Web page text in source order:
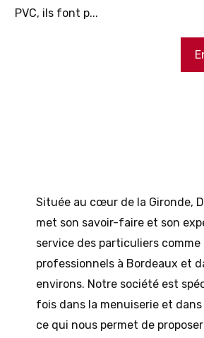
PVC, ils font p...
Située au cœur de la Gironde,
met son savoir-faire et son
service des particuliers comme
professionnels à Bordeaux et
environs. Notre société est
fois dans la menuiserie et
ce qui nous permet de